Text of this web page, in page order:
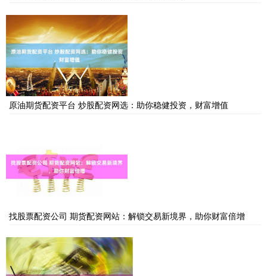
原油期货配资平台 炒股配资网选：助你稳健投资，财富增值
找股票配资公司 期货配资网站：解锁交易新境界，助你财富倍增